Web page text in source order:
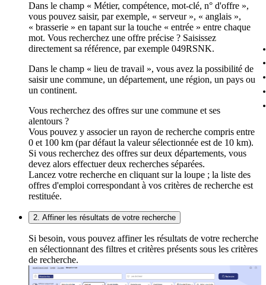
Dans le champ « Métier, compétence, mot-clé, n° d'offre »,
vous pouvez saisir, par exemple, « serveur », « anglais »,
« brasserie » en tapant sur la touche « entrée » entre chaque
mot. Vous recherchez une offre précise ? Saisissez
directement sa référence, par exemple 049RSNK.
Dans le champ « lieu de travail », vous avez la possibilité de
saisir une commune, un département, une région, un pays ou
un continent.
Vous recherchez des offres sur une commune et ses
alentours ?
Vous pouvez y associer un rayon de recherche compris entre
0 et 100 km (par défaut la valeur sélectionnée est de 10 km).
Si vous recherchez des offres sur deux départements, vous
devez alors effectuer deux recherches séparées.
Lancez votre recherche en cliquant sur la loupe ; la liste des
offres d'emploi correspondant à vos critères de recherche est
restituée.
2. Affiner les résultats de votre recherche
Si besoin, vous pouvez affiner les résultats de votre recherche
en sélectionnant des filtres et critères présents sous les critères
de recherche.